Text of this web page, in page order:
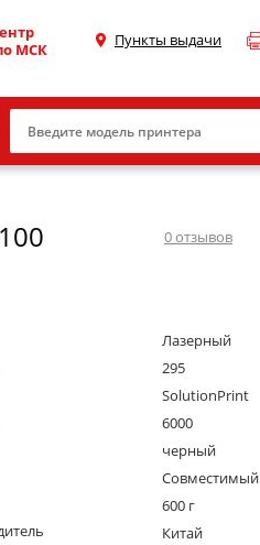
МСК
Пункты выдачи
и девелопер
0отзывов
Лазерный
295
SolutionPrint
6000
черный
Совместимый
600 г
Китай